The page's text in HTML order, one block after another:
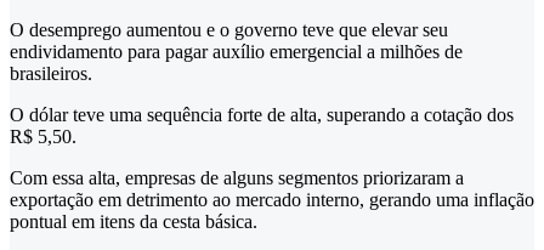
O desemprego aumentou e o governo teve que elevar seu
endividamento para pagar auxílio emergencial a milhões de
brasileiros.
O dólar teve uma sequência forte de alta, superando a cotação dos
R$ 5,50.
Com essa alta, empresas de alguns segmentos priorizaram a
exportação em detrimento ao mercado interno, gerando uma inflação
pontual em itens da cesta básica.